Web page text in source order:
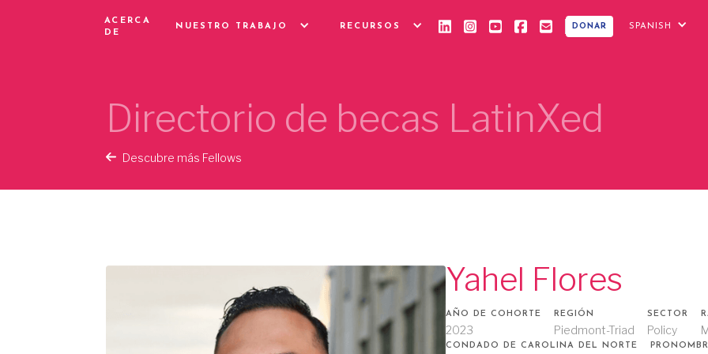
ACERCA
DE
NUESTRO TRABAJO RECURSOS DONAR SPANISH
Directorio de becas LatinXed
Descubre más Fellows
Yahel Flores
AÑO DE COHORTE
2023
REGIÓN
Piedmont-Triad
SECTOR
Policy
CONDADO DE CAROLINA DEL NORTE